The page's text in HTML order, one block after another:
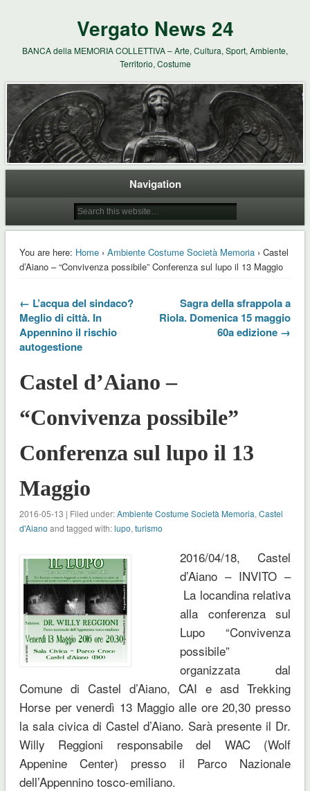
Vergato News 24
BANCA della MEMORIA COLLETTIVA – Arte, Cultura, Sport, Ambiente,
Territorio, Costume
Navigation
You are here: Home› Ambiente Costume Società Memoria› Castel
d’Aiano – “Convivenza possibile” Conferenza sul lupo il 13 Maggio
← L’acqua del sindaco?
Meglio di città. In
Appennino il rischio
autogestione
Sagra della sfrappola a
Riola. Domenica 15 maggio
60a edizione →
Castel d’Aiano –
“Convivenza possibile”
Conferenza sul lupo il 13
Maggio
2016-05-13 | Filed under:Ambiente Costume Società Memoria, Castel
d'Aiano and tagged with:lupo, turismo
2016/04/18, Castel
d’Aiano – INVITO –
La locandina relativa
alla conferenza sul
Lupo “Convivenza
possibile”
organizzata dal
Comune di Castel d’Aiano, CAI e asd Trekking
Horse per venerdì 13 Maggio alle ore 20,30 presso
la sala civica di Castel d’Aiano. Sarà presente il Dr.
Willy Reggioni responsabile del WAC (Wolf
Appenine Center) presso il Parco Nazionale
dell’Appennino tosco-emiliano.